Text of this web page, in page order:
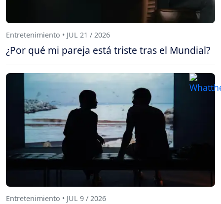
Entretenimiento • JUL 21 / 2026
¿Por qué mi pareja está triste tras el Mundial?
Entretenimiento • JUL 9 / 2026